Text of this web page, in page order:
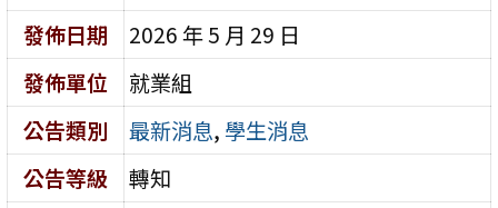
發佈日期
2026 年 5 月 29 日
發佈單位
就業組
公告類別
最新消息, 學生消息
公告等級
轉知